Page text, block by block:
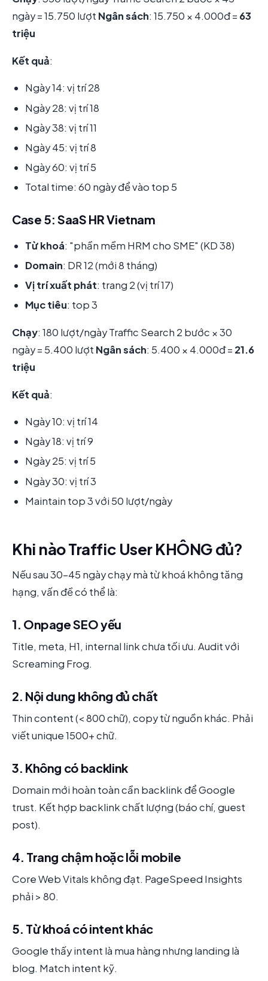
ngày = 15.750 lượt Ngân sách: 15.750 × 4.000đ = 63
triệu
Kết quả:
Ngày 14: vị trí 28
Ngày 28: vị trí 18
Ngày 38: vị trí 11
Ngày 45: vị trí 8
Ngày 60: vị trí 5
Total time: 60 ngày để vào top 5
Case 5: SaaS HR Vietnam
Từ khoá: "phần mềm HRM cho SME" (KD 38)
Domain: DR 12 (mới 8 tháng)
Vị trí xuất phát: trang 2 (vị trí 17)
Mục tiêu: top 3
Chạy: 180 lượt/ngày Traffic Search 2 bước × 30
ngày = 5.400 lượt Ngân sách: 5.400 × 4.000đ = 21.6
triệu
Kết quả:
Ngày 10: vị trí 14
Ngày 18: vị trí 9
Ngày 25: vị trí 5
Ngày 30: vị trí 3
Maintain top 3 với 50 lượt/ngày
Khi nào Traffic User KHÔNG đủ?
Nếu sau 30-45 ngày chạy mà từ khoá không tăng
hạng, vấn đề có thể là:
1. Onpage SEO yếu
Title, meta, H1, internal link chưa tối ưu. Audit với
Screaming Frog.
2. Nội dung không đủ chất
Thin content (< 800 chữ), copy từ nguồn khác. Phải
viết unique 1500+ chữ.
3. Không có backlink
Domain mới hoàn toàn cần backlink để Google
trust. Kết hợp backlink chất lượng (báo chí, guest
post).
4. Trang chậm hoặc lỗi mobile
Core Web Vitals không đạt. PageSpeed Insights
phải > 80.
5. Từ khoá có intent khác
Google thấy intent là mua hàng nhưng landing là
blog. Match intent kỹ.